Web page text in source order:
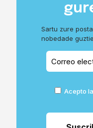
Sartu zure
nobedade
Acepto